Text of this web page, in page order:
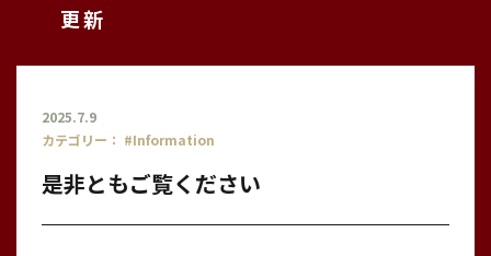
更新
2025.7.9
カテゴリー： #Information
是非ともご覧ください